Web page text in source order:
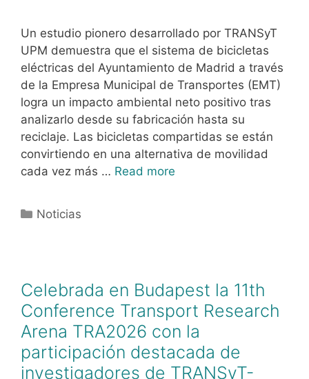
Un estudio pionero desarrollado por TRANSyT
UPM demuestra que el sistema de bicicletas
eléctricas del Ayuntamiento de Madrid a través
de la Empresa Municipal de Transportes (EMT)
logra un impacto ambiental neto positivo tras
analizarlo desde su fabricación hasta su
reciclaje. Las bicicletas compartidas se están
convirtiendo en una alternativa de movilidad
cada vez más … Read more
Noticias
Celebrada en Budapest la 11th
Conference Transport Research
Arena TRA2026 con la
participación destacada de
investigadores de TRANSyT-